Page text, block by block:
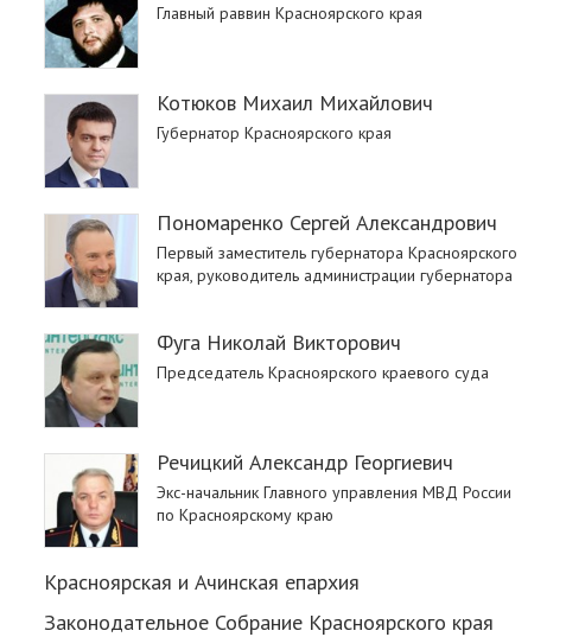
Главный раввин Красноярского края
Котюков Михаил Михайлович
Губернатор Красноярского края
Пономаренко Сергей Александрович
Первый заместитель губернатора Красноярского
края, руководитель администрации губернатора
Фуга Николай Викторович
Председатель Красноярского краевого суда
Речицкий Александр Георгиевич
Экс-начальник Главного управления МВД России
по Красноярскому краю
Красноярская и Ачинская епархия
Законодательное Собрание Красноярского края